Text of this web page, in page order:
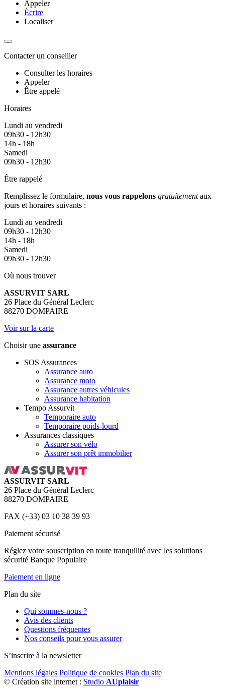
Appeler
Écrire
Localiser
Contacter un conseiller
Consulter les horaires
Appeler
Être appelé
Horaires
Lundi au vendredi
09h30 - 12h30
14h - 18h
Samedi
09h30 - 12h30
Être rappelé
Remplissez le formulaire, nous vous rappelons gratuitementaux
jours et horaires suivants :
Lundi au vendredi
09h30 - 12h30
14h - 18h
Samedi
09h30 - 12h30
Où nous trouver
ASSURVIT SARL
26 Place du Général Leclerc
88270 DOMPAIRE
Voir sur la carte
Choisir une assurance
SOS Assurances
Assurance auto
Assurance moto
Assurance autres véhicules
Assurance habitation
Tempo Assurvit
Temporaire auto
Temporaire poids-lourd
Assurances classiques
Assurer son vélo
Assurer son prêt immobilier
ASSURVIT SARL
26 Place du Général Leclerc
88270 DOMPAIRE
FAX (+33) 03 10 38 39 93
Paiement sécurisé
Réglez votre souscription en toute tranquilité avec les solutions
sécurité Banque Populaire
Paiement en ligne
Plan du site
Qui sommes-nous ?
Avis des clients
Questions fréquentes
Nos conseils pour vous assurer
S’inscrire à la newsletter
Mentions légales Politique de cookies Plan du site
© Création site internet : Studio AUplaisir